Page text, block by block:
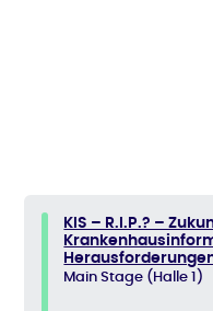
KIS – R.I.P.? –
Main Stage (Halle 1)